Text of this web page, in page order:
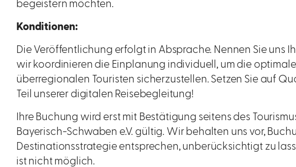
begeistern möchten.
Konditionen:
Die Veröffentlichung erfolgt in Absprache. Nennen Sie uns
wir koordinieren die Einplanung individuell, um die
überregionalen Touristen sicherzustellen. Setzen Sie auf
Teil unserer digitalen Reisebegleitung!
Ihre Buchung wird erst mit Bestätigung seitens des
Bayerisch-Schwaben e.V. gültig. Wir behalten uns vor,
Destinationsstrategie entsprechen, unberücksichtigt zu
ist nicht möglich.